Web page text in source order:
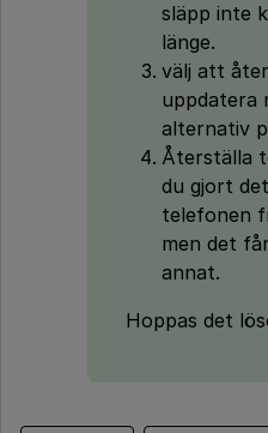
släpp inte
länge.
välj att
uppdatera
alternativ
Återställa
du gjort
telefonen
men det
annat.
Hoppas det